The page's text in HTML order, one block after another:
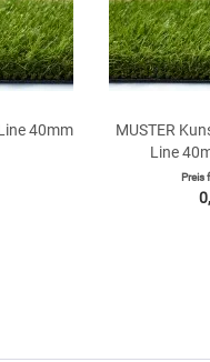
40mm
MUSTER
Line
Preis